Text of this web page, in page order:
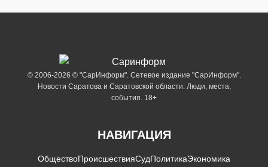
© 2006-2026 © "СарИнформ". Сетевое издание "СарИнформ".
Новости Саратова и Саратовской области. Люди, места,
события. 18+
НАВИГАЦИЯ
ОбществоПроисшествияСудПолитикаЭкономика